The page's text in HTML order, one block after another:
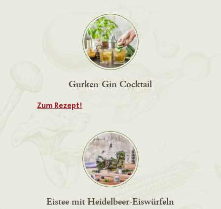
Gurken-Gin Cocktail
Zum Rezept!
Eistee mit Heidelbeer-Eiswürfeln